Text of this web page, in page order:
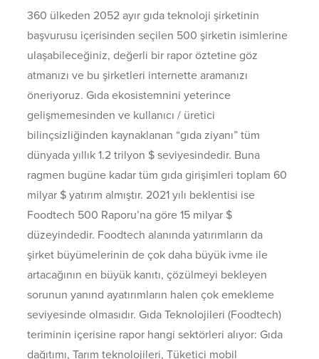
360 ülkeden 2052 ayır gıda teknoloji şirketinin
başvurusu içerisinden seçilen 500 şirketin isimlerine
ulaşabileceğiniz, değerli bir rapor öztetine göz
atmanızı ve bu şirketleri internette aramanızı
öneriyoruz. Gıda ekosistemnini yeterince
gelişmemesinden ve kullanıcı / üretici
bilinçsizliğinden kaynaklanan “gıda ziyanı” tüm
dünyada yıllık 1.2 trilyon $ seviyesindedir. Buna
ragmen bugüne kadar tüm gıda girişimleri toplam 60
milyar $ yatırım almıştır. 2021 yılı beklentisi ise
Foodtech 500 Raporu’na göre 15 milyar $
düzeyindedir. Foodtech alanında yatırımların da
şirket büyümelerinin de çok daha büyük ivme ile
artacağının en büyük kanıtı, çözülmeyi bekleyen
sorunun yanınd ayatırımların halen çok emekleme
seviyesinde olmasıdır. Gıda Teknolojileri (Foodtech)
teriminin içerisine rapor hangi sektörleri alıyor: Gıda
dağıtımı, Tarım teknolojileri, Tüketici mobil